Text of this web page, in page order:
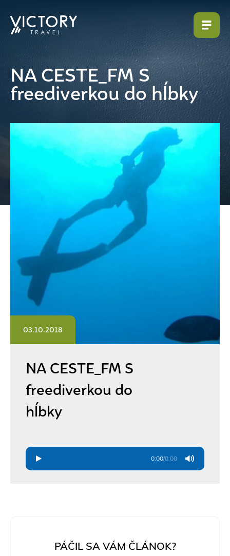
NA CESTE_FM S
freediverkou do hĺbky
NA CESTE_FM S
freediverkou do
hĺbky
0:00/0:00
03.10.2018
PÁČIL SA VÁM ČLÁNOK?